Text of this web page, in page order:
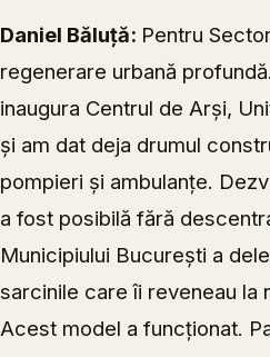
Daniel Băluță: Pentru
regenerare urbană
inaugura Centrul de Arși,
și am dat deja drumul
pompieri și ambulanțe.
a fost posibilă fără
Municipiului București a
sarcinile care îi reveneau la
Acest model a funcționat.